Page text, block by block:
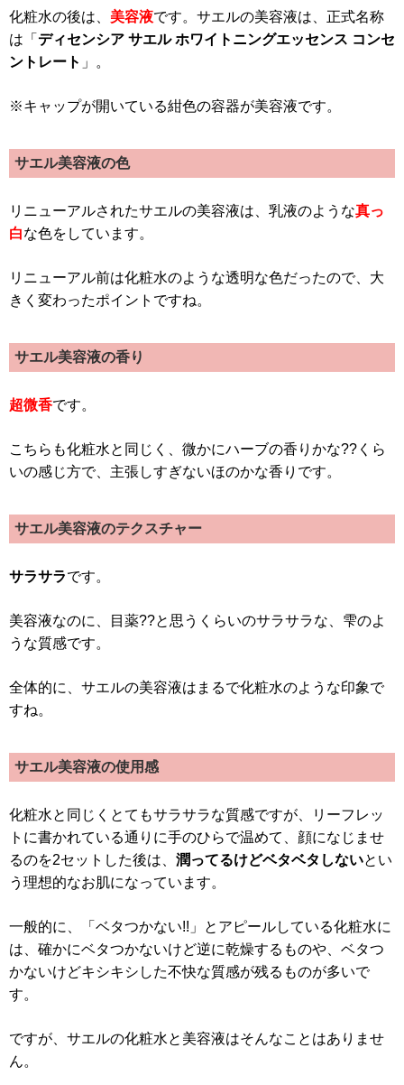
化粧水の後は、 美容液です。サエルの美容液は、正式名称
は「 ディセンシア サエル ホワイトニングエッセンス コンセ
ントレート 」。
※キャップが開いている紺色の容器が美容液です。
サエル美容液の色
リニューアルされたサエルの美容液は、乳液のような真っ
白な色をしています。
リニューアル前は化粧水のような透明な色だったので、大
きく変わったポイントですね。
サエル美容液の香り
超微香です。
こちらも化粧水と同じく、微かにハーブの香りかな??くら
いの感じ方で、主張しすぎないほのかな香りです。
サエル美容液のテクスチャー
サラサラです。
美容液なのに、目薬??と思うくらいのサラサラな、雫のよ
うな質感です。
全体的に、サエルの美容液はまるで化粧水のような印象で
すね。
サエル美容液の使用感
化粧水と同じくとてもサラサラな質感ですが、リーフレッ
トに書かれている通りに手のひらで温めて、顔になじませ
るのを2セットした後は、 潤ってるけどベタベタしないとい
う理想的なお肌になっています。
一般的に、「ベタつかない!!」とアピールしている化粧水に
は、確かにベタつかないけど逆に乾燥するものや、ベタつ
かないけどキシキシした不快な質感が残るものが多いで
す。
ですが、サエルの化粧水と美容液はそんなことはありませ
ん。